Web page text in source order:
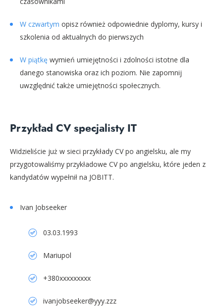
W czwartym opisz również odpowiednie dyplomy, kursy i
szkolenia od aktualnych do pierwszych
W piątkę wymień umiejętności i zdolności istotne dla
danego stanowiska oraz ich poziom. Nie zapomnij
uwzględnić także umiejętności społecznych.
Przykład CV specjalisty IT
Widzieliście już w sieci przykłady CV po angielsku, ale my
przygotowaliśmy przykładowe CV po angielsku, które jeden z
kandydatów wypełnił na JOBITT.
Ivan Jobseeker
03.03.1993
Mariupol
+380xxxxxxxxx
ivanjobseeker@yyy.zzz